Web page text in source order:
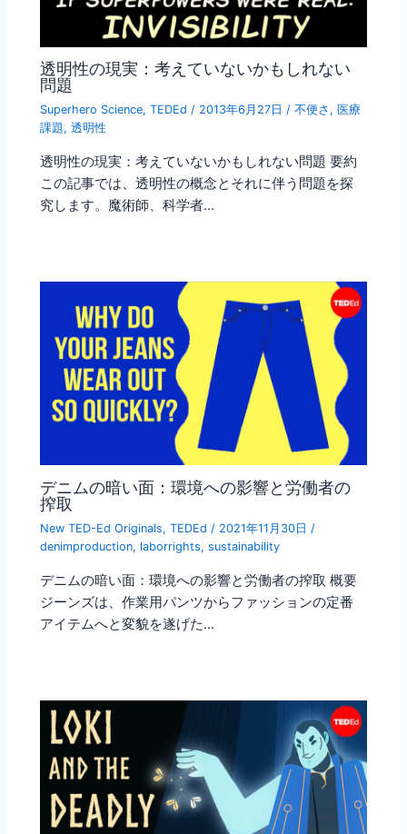
透明性の現実：考えていないかもしれない
問題
Superhero Science,TEDEd / 2013年6月27日/不便さ , 医療
課題,透明性
透明性の現実：考えていないかもしれない問題 要約
この記事では、透明性の概念とそれに伴う問題を探
究します。魔術師、科学者…
デニムの暗い面：環境への影響と労働者の
搾取
New TED-Ed Originals,TEDEd / 2021年11月30日/
denimproduction, laborrights,sustainability
デニムの暗い面：環境への影響と労働者の搾取 概要
ジーンズは、作業用パンツからファッションの定番
アイテムへと変貌を遂げた…